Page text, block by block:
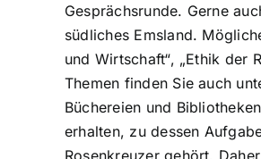
Gesprächsrunde. Gerne
südliches Emsland.
und Wirtschaft“, „Ethik der
Themen finden Sie auch
Büchereien und
erhalten, zu dessen
Rosenkreuzer gehört.